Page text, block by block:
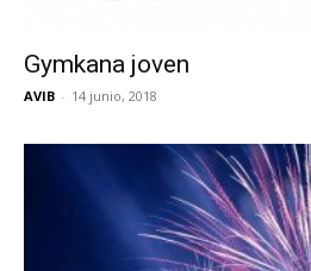
Gymkana joven
AVIB - 14 junio, 2018